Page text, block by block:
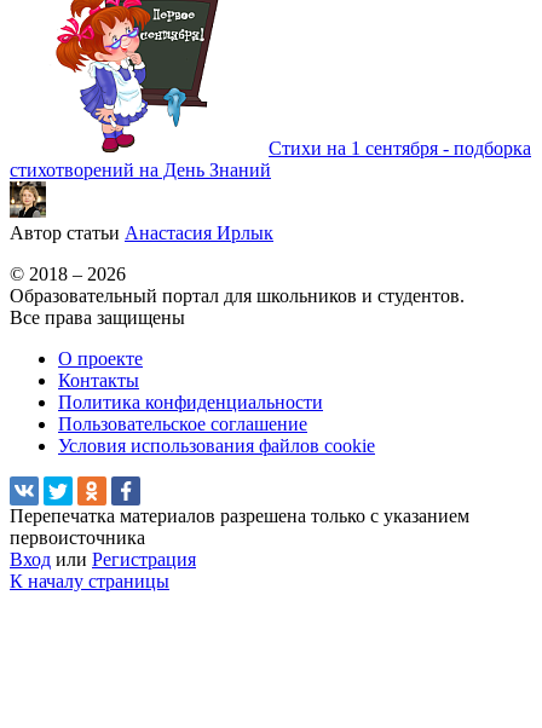
Стихи на 1 сентября - подборка
стихотворений на День Знаний
Автор статьи Анастасия Ирлык
© 2018 – 2026
Образовательный портал для школьников и студентов.
Все права защищены
О проекте
Контакты
Политика конфиденциальности
Пользовательское соглашение
Условия использования файлов cookie
Перепечатка материалов разрешена только с указанием
первоисточника
Вход или Регистрация
К началу страницы